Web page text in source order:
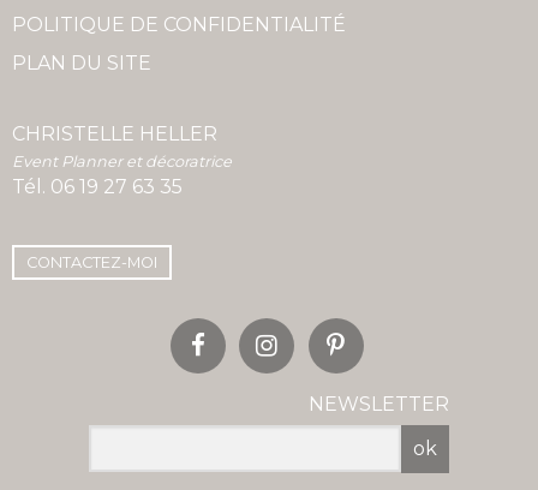
POLITIQUE DE CONFIDENTIALITÉ
PLAN DU SITE
CHRISTELLE HELLER
Event Planner et décoratrice
Tél. 06 19 27 63 35
CONTACTEZ-MOI
NEWSLETTER
ok